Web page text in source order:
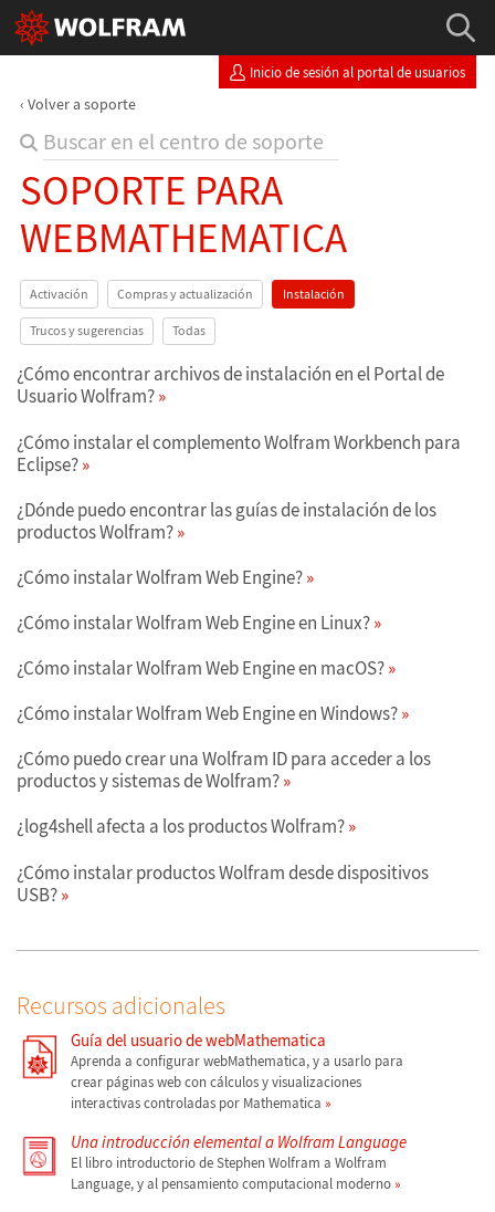
Inicio de sesión al portal de usuarios
Volver a soporte
SOPORTE PARA
WEBMATHEMATICA
Activación Compras y actualización Instalación
Trucos y sugerencias Todas
¿Cómo encontrar archivos de instalación en el Portal de
Usuario Wolfram?
¿Cómo instalar el complemento Wolfram Workbench para
Eclipse?
¿Dónde puedo encontrar las guías de instalación de los
productos Wolfram?
¿Cómo instalar Wolfram Web Engine?
¿Cómo instalar Wolfram Web Engine en Linux?
¿Cómo instalar Wolfram Web Engine en macOS?
¿Cómo instalar Wolfram Web Engine en Windows?
¿Cómo puedo crear una Wolfram ID para acceder a los
productos y sistemas de Wolfram?
¿log4shell afecta a los productos Wolfram?
¿Cómo instalar productos Wolfram desde dispositivos
USB?
Recursos adicionales
Guía del usuario de webMathematica
Aprenda a configurar webMathematica, y a usarlo para
crear páginas web con cálculos y visualizaciones
interactivas controladas por Mathematica
Una introducción elemental a Wolfram Language
El libro introductorio de Stephen Wolfram a Wolfram
Language, y al pensamiento computacional moderno